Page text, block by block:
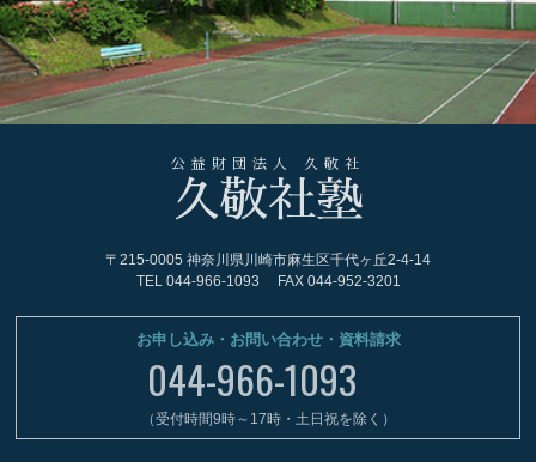
公益財団法人 久敬社
久敬社塾
〒215-0005 神奈川県川崎市麻生区千代ヶ丘2-4-14
TEL 044-966-1093 FAX 044-952-3201
お申し込み・お問い合わせ・資料請求
044-966-1093
（受付時間9時～17時・土日祝を除く）